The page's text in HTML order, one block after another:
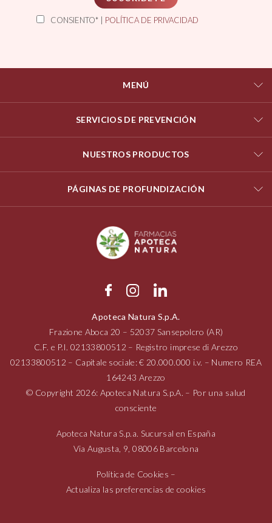
CONSIENTO* | POLÍTICA DE PRIVACIDAD
MENÚ
SERVICIOS DE PREVENCIÓN
NUESTROS PRODUCTOS
PÁGINAS DE PROFUNDIZACIÓN
Apoteca Natura S.p.A.
Frazione Aboca 20 – 52037 Sansepolcro (AR)
C.F. e P.I.02133800512 – Registro imprese di Arezzo
02133800512 – Capitale sociale: € 20.000.000 i.v. – Numero REA
164243 Arezzo
© Copyright 2026: Apoteca Natura S.p.A. – Por una salud
consciente
Apoteca Natura S.p.a. Sucursal en España
Via Augusta, 9, 08006Barcelona
Política de Cookies –
Actualiza las preferencias de cookies